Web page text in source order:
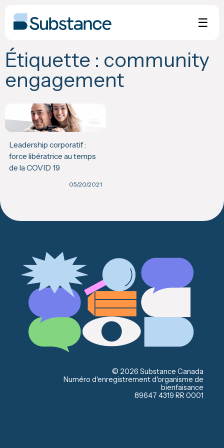
content
☰
Étiquette : community
engagement
Leadership corporatif :
force libératrice au temps
de la COVID 19
05/20/2021
© 2026 Substance Canada
Numéro d'enregistrement d'organisme de
bienfaisance
89647 4319 RR 0001